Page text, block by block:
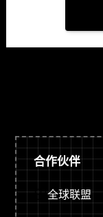
合作伙伴
全球联盟